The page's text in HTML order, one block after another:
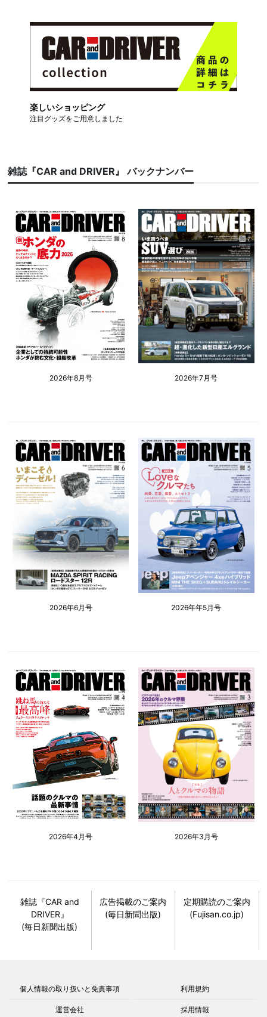
楽しいショッピング
注目グッズをご用意しました
雑誌『CAR and DRIVER』 バックナンバー
2026年8月号 2026年7月号
2026年6月号 2026年年5月号
2026年4月号 2026年3月号
雑誌『CAR and
DRIVER』
(毎日新聞出版)
広告掲載のご案内
(毎日新聞出版)
定期購読のご案内
(Fujisan.co.jp)
個人情報の取り扱いと免責事項 利用規約
運営会社 採用情報